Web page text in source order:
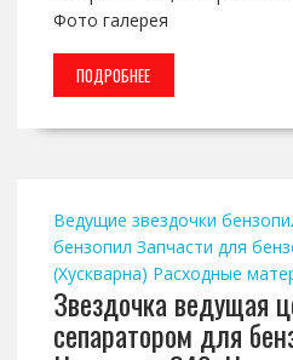
Фото галерея
ПОДРОБНЕЕ
Ведущие звездочки
бензопил Запчасти для
(Хускварна) Расходные
Звездочка ведущая
сепаратором для